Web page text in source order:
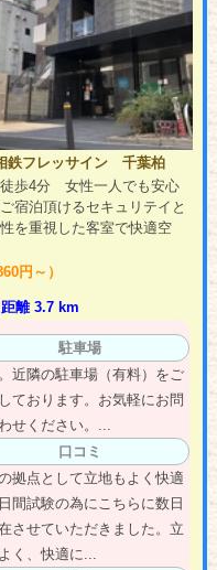
鉄フレッサイン 千葉柏
歩4分 女性一人でも安心
宿泊頂けるセキュリテイと
を重視した客室で快適空
円～）
距離 3.7 km
駐車場
近隣の駐車場（有料）をご
ております。お気軽にお問
せください。...
口コミ
拠点として立地もよく快適
間試験の為にこちらに数日
させていただきました。立
く、快適に...